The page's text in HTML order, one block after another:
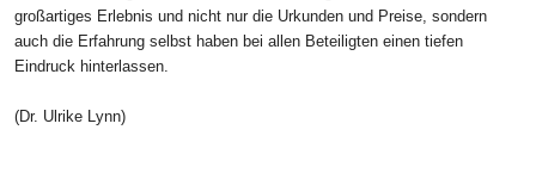
großartiges Erlebnis und nicht nur die Urkunden und Preise, sondern
auch die Erfahrung selbst haben bei allen Beteiligten einen tiefen
Eindruck hinterlassen.
(Dr. Ulrike Lynn)